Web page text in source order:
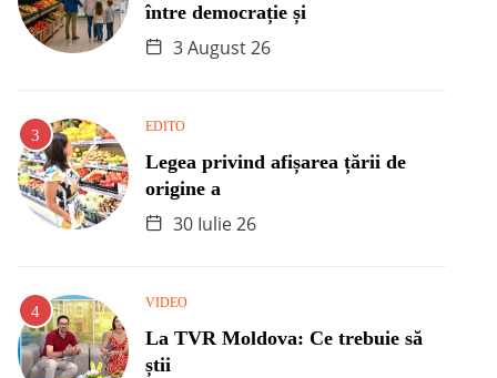
între democrație și
3 August 26
EDITO
Legea privind afișarea țării de
origine a
30 Iulie 26
VIDEO
La TVR Moldova: Ce trebuie să
știi